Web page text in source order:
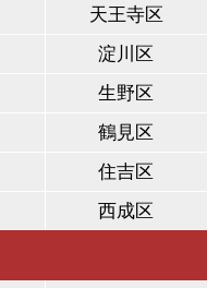
天王寺区
淀川区
生野区
鶴見区
住吉区
西成区